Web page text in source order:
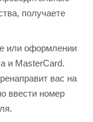
получаете
или оформлении
и MasterCard.
вас на
ввести номер